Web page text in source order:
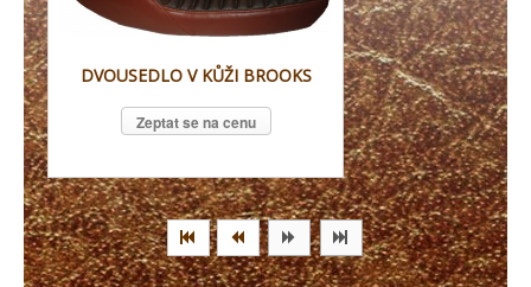
DVOUSEDLO V KŮŽI BROOKS
Zeptat se na cenu